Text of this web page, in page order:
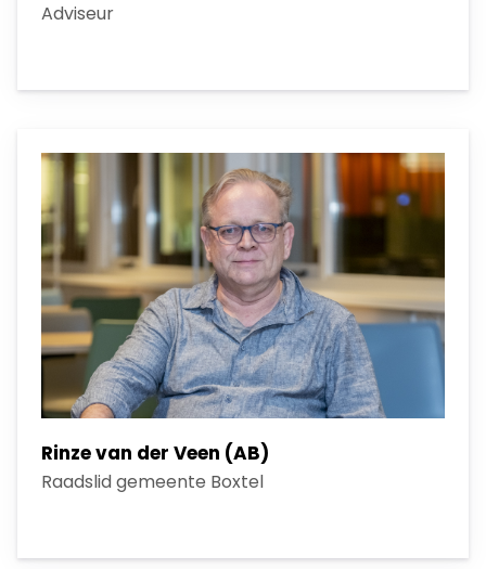
Adviseur
Rinze van der Veen (AB)
Raadslid gemeente Boxtel